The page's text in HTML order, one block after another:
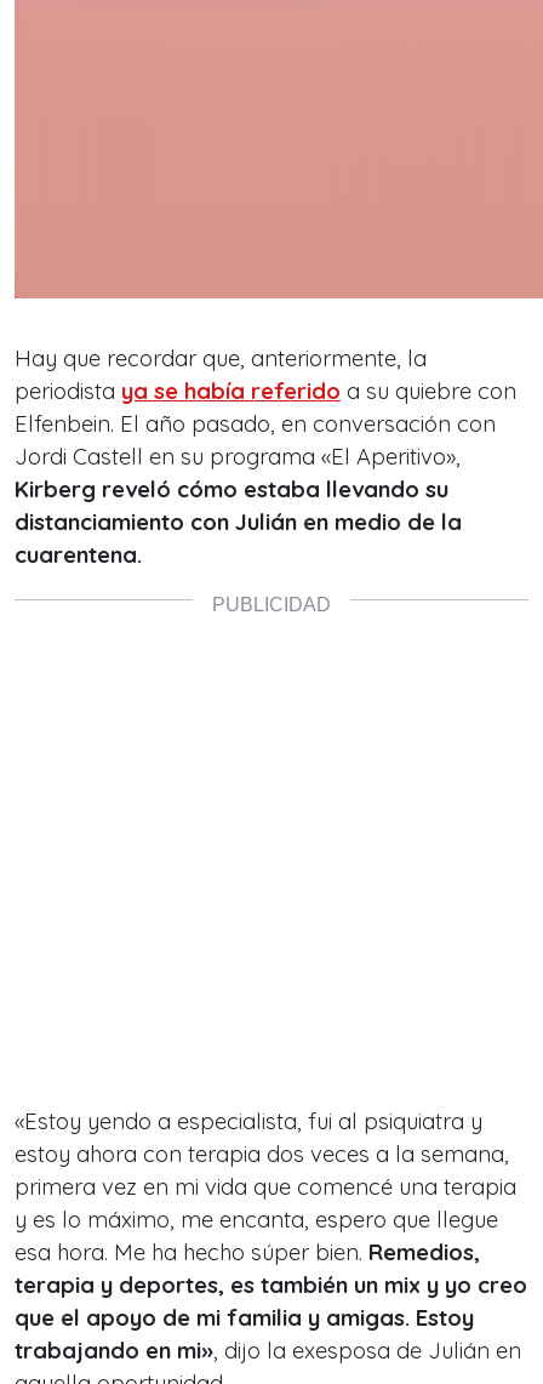
Hay que recordar que, anteriormente, la
periodista ya se había referido a su quiebre con
Elfenbein. El año pasado, en conversación con
Jordi Castell en su programa «El Aperitivo»,
Kirberg reveló cómo estaba llevando su
distanciamiento con Julián en medio de la
cuarentena.
«Estoy yendo a especialista, fui al psiquiatra y
estoy ahora con terapia dos veces a la semana,
primera vez en mi vida que comencé una terapia
y es lo máximo, me encanta, espero que llegue
esa hora. Me ha hecho súper bien. Remedios,
terapia y deportes, es también un mix y yo creo
que el apoyo de mi familia y amigas. Estoy
trabajando en mi», dijo la exesposa de Julián en